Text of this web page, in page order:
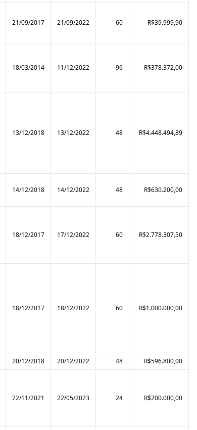
21/09/2017 21/09/2022 60 R$39.999,90
18/03/2014 11/12/2022 96 R$378.372,00
13/12/2018 13/12/2022 48 R$4.448.494,89
14/12/2018 14/12/2022 48 R$630.200,00
18/12/2017 17/12/2022 60 R$2.778.307,50
18/12/2017 18/12/2022 60 R$1.000.000,00
20/12/2018 20/12/2022 48
R$596.800,00
22/11/2021 22/05/2023 24 R$200.000,00